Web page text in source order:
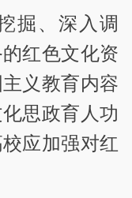
掘、深入调
红色文化资
义教育内容
思政育人功
应加强对红